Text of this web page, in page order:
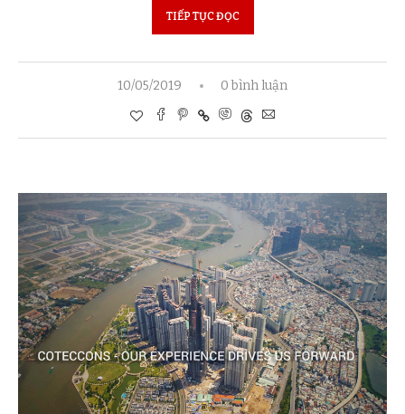
TIẾP TỤC ĐỌC
10/05/2019 0 bình luận